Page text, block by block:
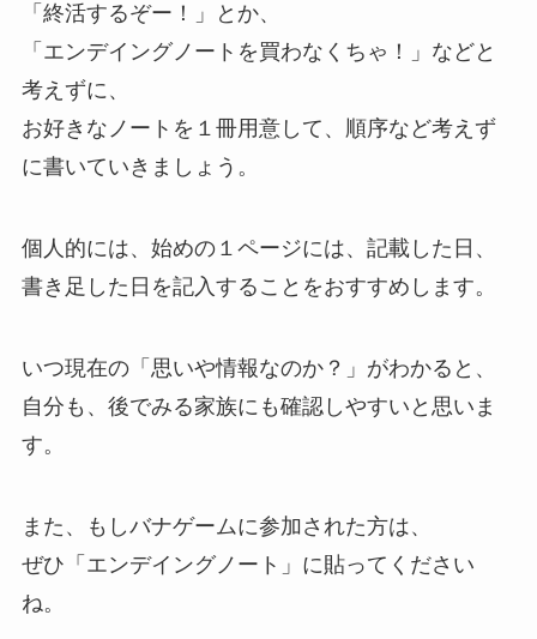
「終活するぞー！」とか、
「エンデイングノートを買わなくちゃ！」などと
考えずに、
お好きなノートを１冊用意して、順序など考えず
に書いていきましょう。
個人的には、始めの１ページには、記載した日、
書き足した日を記入することをおすすめします。
いつ現在の「思いや情報なのか？」がわかると、
自分も、後でみる家族にも確認しやすいと思いま
す。
また、もしバナゲームに参加された方は、
ぜひ「エンデイングノート」に貼ってください
ね。